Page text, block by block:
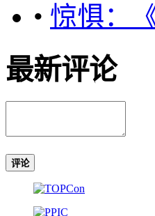
• 惊惧：
最新评论
评论